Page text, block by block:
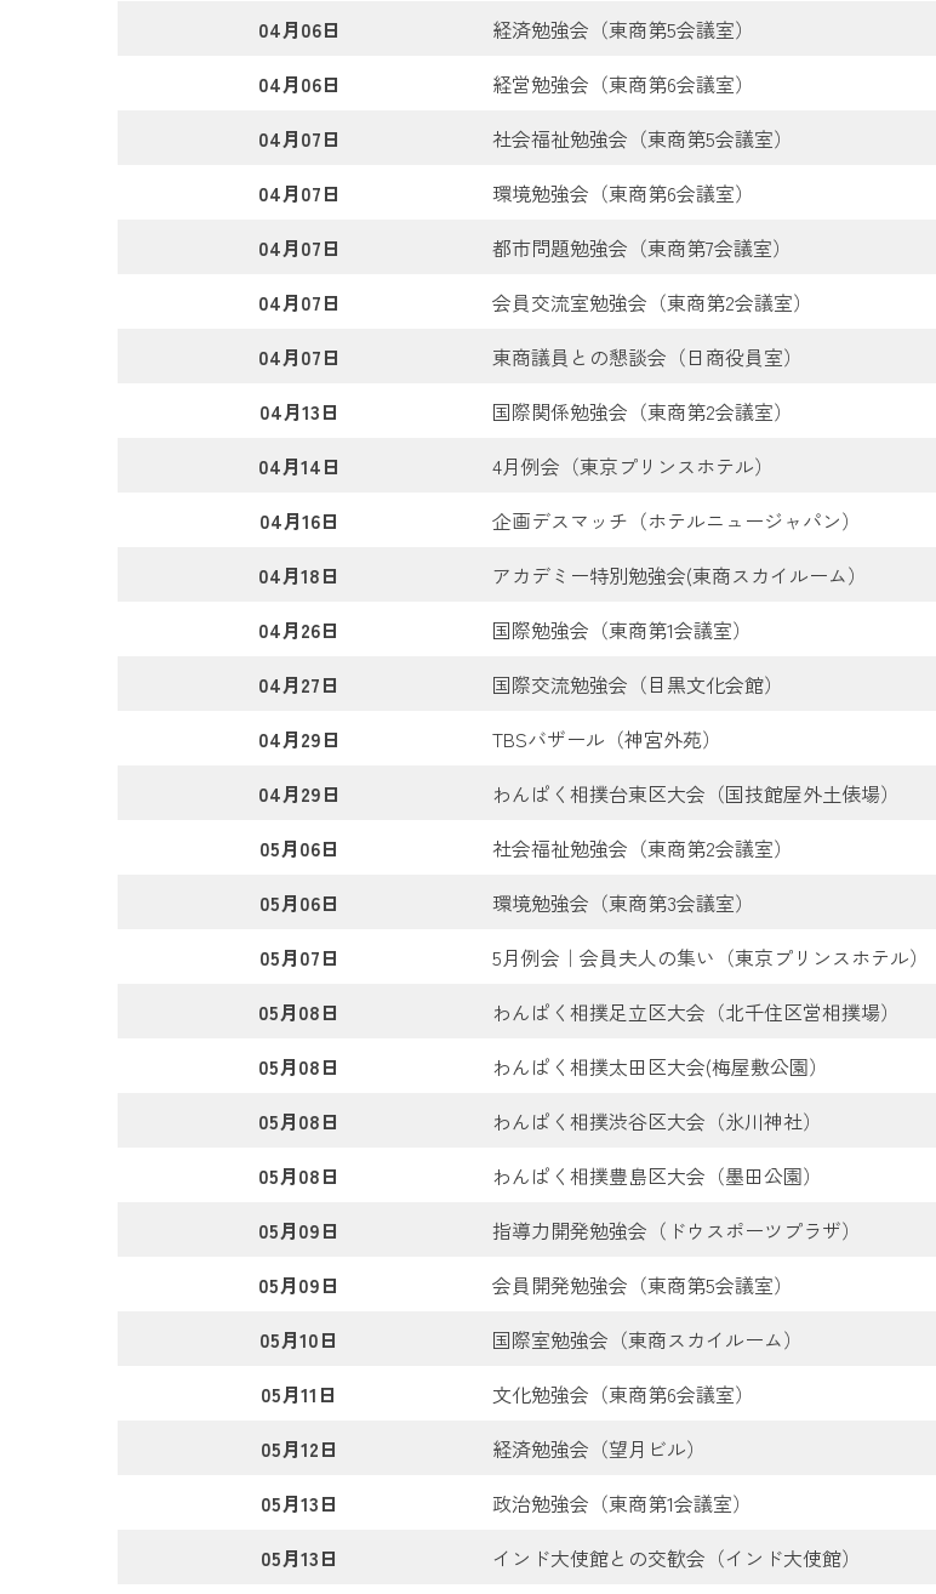
04月06日
経済勉強会（東商第5会議室）
04月06日
経営勉強会（東商第6会議室）
04月07日
社会福祉勉強会（東商第5会議室）
04月07日
環境勉強会（東商第6会議室）
04月07日
都市問題勉強会（東商第7会議室）
04月07日
会員交流室勉強会（東商第2会議室）
04月07日
東商議員との懇談会（日商役員室）
04月13日
国際関係勉強会（東商第2会議室）
04月14日
4月例会（東京プリンスホテル）
04月16日
企画デスマッチ（ホテルニュージャパン）
04月18日
アカデミー特別勉強会(東商スカイルーム）
04月26日
国際勉強会（東商第1会議室）
04月27日
国際交流勉強会（目黒文化会館）
04月29日
TBSバザール（神宮外苑）
04月29日
わんぱく相撲台東区大会（国技館屋外土俵場）
05月06日
社会福祉勉強会（東商第2会議室）
05月06日
環境勉強会（東商第3会議室）
05月07日
5月例会｜会員夫人の集い（東京プリンスホテル）
05月08日
わんぱく相撲足立区大会（北千住区営相撲場）
05月08日
わんぱく相撲太田区大会(梅屋敷公園）
05月08日
わんぱく相撲渋谷区大会（氷川神社）
05月08日
わんぱく相撲豊島区大会（墨田公園）
05月09日
指導力開発勉強会（ドウスポーツプラザ）
05月09日
会員開発勉強会（東商第5会議室）
05月10日
国際室勉強会（東商スカイルーム）
05月11日
文化勉強会（東商第6会議室）
05月12日
経済勉強会（望月ビル）
05月13日
政治勉強会（東商第1会議室）
05月13日
インド大使館との交歓会（インド大使館）